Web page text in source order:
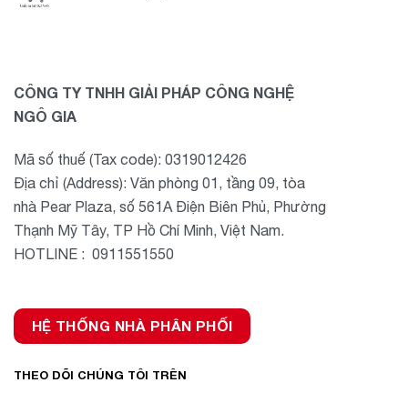
CÔNG TY TNHH GIẢI PHÁP CÔNG NGHỆ
NGÔ GIA
Mã số thuế (Tax code): 0319012426
Địa chỉ (Address): Văn phòng 01, tầng 09, tòa
nhà Pear Plaza, số 561A Điện Biên Phủ, Phường
Thạnh Mỹ Tây, TP Hồ Chí Minh, Việt Nam.
HOTLINE : 0911551550
HỆ THỐNG NHÀ PHÂN PHỐI
THEO DÕI CHÚNG TÔI TRÊN